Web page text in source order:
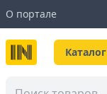
О портале
Каталог